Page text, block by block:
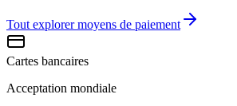
Tout explorer moyens de paiement
Cartes bancaires
Acceptation mondiale